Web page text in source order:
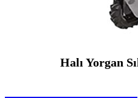
Halı Yorgan